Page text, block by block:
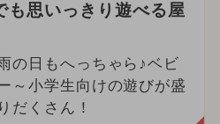
も思いっきり遊べる屋
の日もへっちゃら♪ベビ
～小学生向けの遊びが盛
りだくさん！